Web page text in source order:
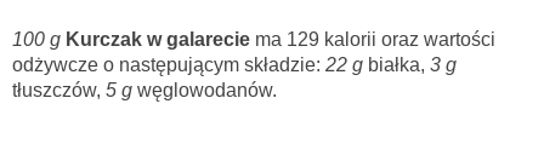
100 g Kurczak w galarecie ma 129 kalorii oraz wartości
odżywcze o następującym składzie: 22 g białka, 3 g
tłuszczów, 5 g węglowodanów.